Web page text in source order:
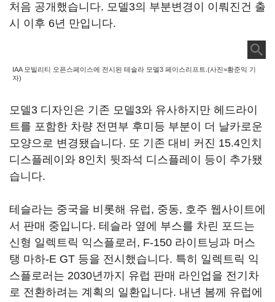
처음 공개했습니다. 모델3의 부분변경이 이뤄진건 출
시 이후 6년 만입니다.
IAA 모빌리티 오픈스페이스에 전시된 테슬라 모델3 페이스리프트.(사진=황준익 기
자)
모델3 디자인은 기존 모델3와 유사하지만 헤드라이
트를 포함한 차량 전면부 후미등 부분이 더 날카로운
모양으로 변경됐습니다. 또 기존 대비 커진 15.4인치
디스플레이와 8인치 뒷좌석 디스플레이 등이 추가됐
습니다.
테슬라는 중국을 비롯해 유럽, 중동, 호주 웹사이트에
서 판매 중입니다. 테슬라 옆에 부스를 차린 포드는
신형 일렉트릭 익스플로러, F-150 라이트닝과 머스
탱 마하-E GT 등을 전시했습니다. 특히 일렉트릭 익
스플로러는 2030년까지 유럽 판매 라인업을 전기차
로 전환하려는 계획의 일환입니다. 내년 봄께 유럽에